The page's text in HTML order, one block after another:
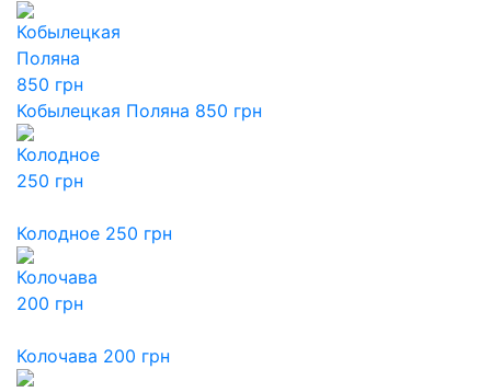
Кобылецкая Поляна 850 грн
Колодное 250 грн
Колочава 200 грн